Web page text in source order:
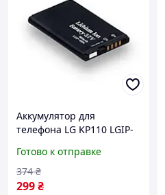
Аккумулятор для
телефона LG KP110 LGIP-
аккумуляторная батарея
Li-ion 900 мАч AA
STANDART impulse
Готово к отправке
299₴
374 ₴